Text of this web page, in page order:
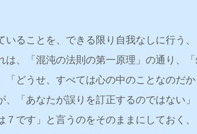
ることを、できる限り自我なしに行う
、「混沌の法則の第一原理」の通り、
「どうせ、すべては心の中のことなのだ
、「あなたが誤りを訂正するのではない
です」と言うのをそのままにしておく